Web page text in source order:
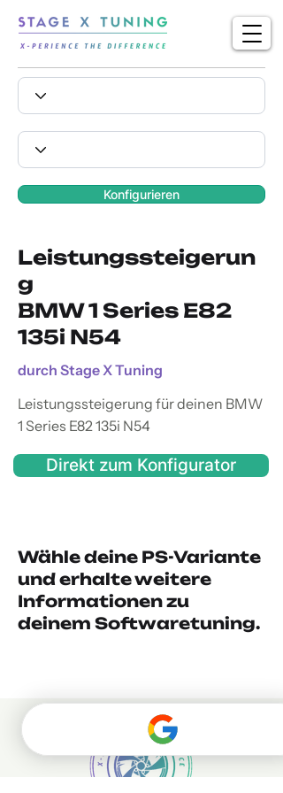
Konfigurieren
Leistungssteigerun
g
BMW 1 Series E82
135i N54
durch Stage X Tuning
Leistungssteigerung für deinen BMW
1 Series E82 135i N54
Direkt zum Konfigurator
Wähle deine PS-Variante
und erhalte weitere
Informationen zu
deinem Softwaretuning.